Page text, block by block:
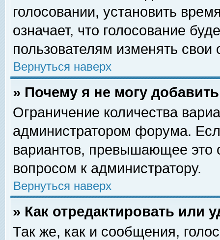
голосовании, установить
означает, что голосование
пользователям изменять свои
Вернуться наверх
» Почему я не могу
Ограничение количества
администратором форума.
вариантов, превышающее это
вопросом к администратору.
Вернуться наверх
» Как отредактировать или
Так же, как и сообщения,